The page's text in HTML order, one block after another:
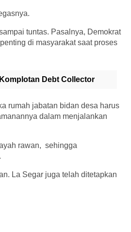
tuntas. Pasalnya, Demokrat
di masyarakat saat proses
Debt Collector
rumah jabatan bidan desa harus
dalam menjalankan
rawan, sehingga
La Segar juga telah ditetapkan